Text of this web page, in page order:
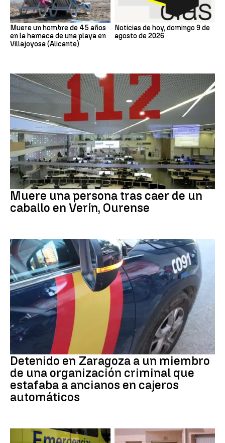
Muere un hombre de 45 años
en la hamaca de una playa en
Villajoyosa (Alicante)
Noticias de hoy, domingo 9 de
agosto de 2026
MUERTE
Muere una persona tras caer de un
caballo en Verín, Ourense
Detenido en Zaragoza a un miembro
de una organización criminal que
estafaba a ancianos en cajeros
automáticos